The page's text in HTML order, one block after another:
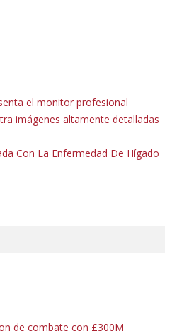
el monitor profesional
imágenes altamente detalladas
Con La Enfermedad De Hígado
de combate con £300M